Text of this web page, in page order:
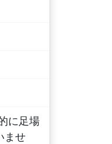
に足場
ませ